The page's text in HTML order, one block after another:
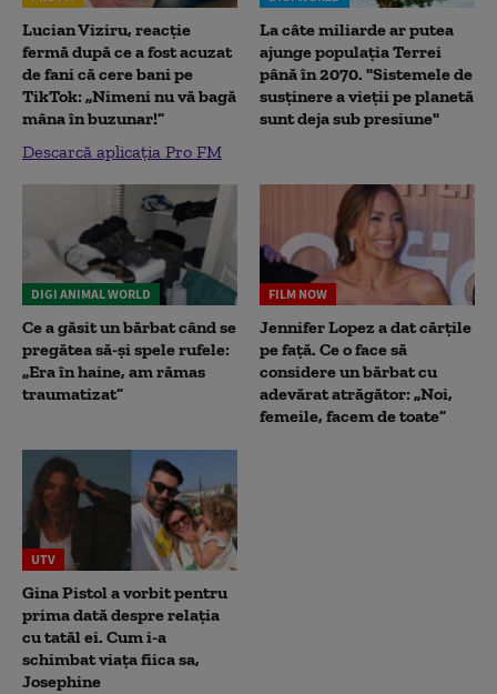
Lucian Viziru, reacție
fermă după ce a fost acuzat
de fani că cere bani pe
TikTok: „Nimeni nu vă bagă
mâna în buzunar!”
Descarcă aplicația Pro FM
La câte miliarde ar putea
ajunge populația Terrei
până în 2070. "Sistemele de
susținere a vieții pe planetă
sunt deja sub presiune"
DIGI ANIMAL WORLD
Ce a găsit un bărbat când se
pregătea să-și spele rufele:
„Era în haine, am rămas
traumatizat”
FILM NOW
Jennifer Lopez a dat cărțile
pe față. Ce o face să
considere un bărbat cu
adevărat atrăgător: „Noi,
femeile, facem de toate”
UTV
Gina Pistol a vorbit pentru
prima dată despre relația
cu tatăl ei. Cum i-a
schimbat viața fiica sa,
Josephine